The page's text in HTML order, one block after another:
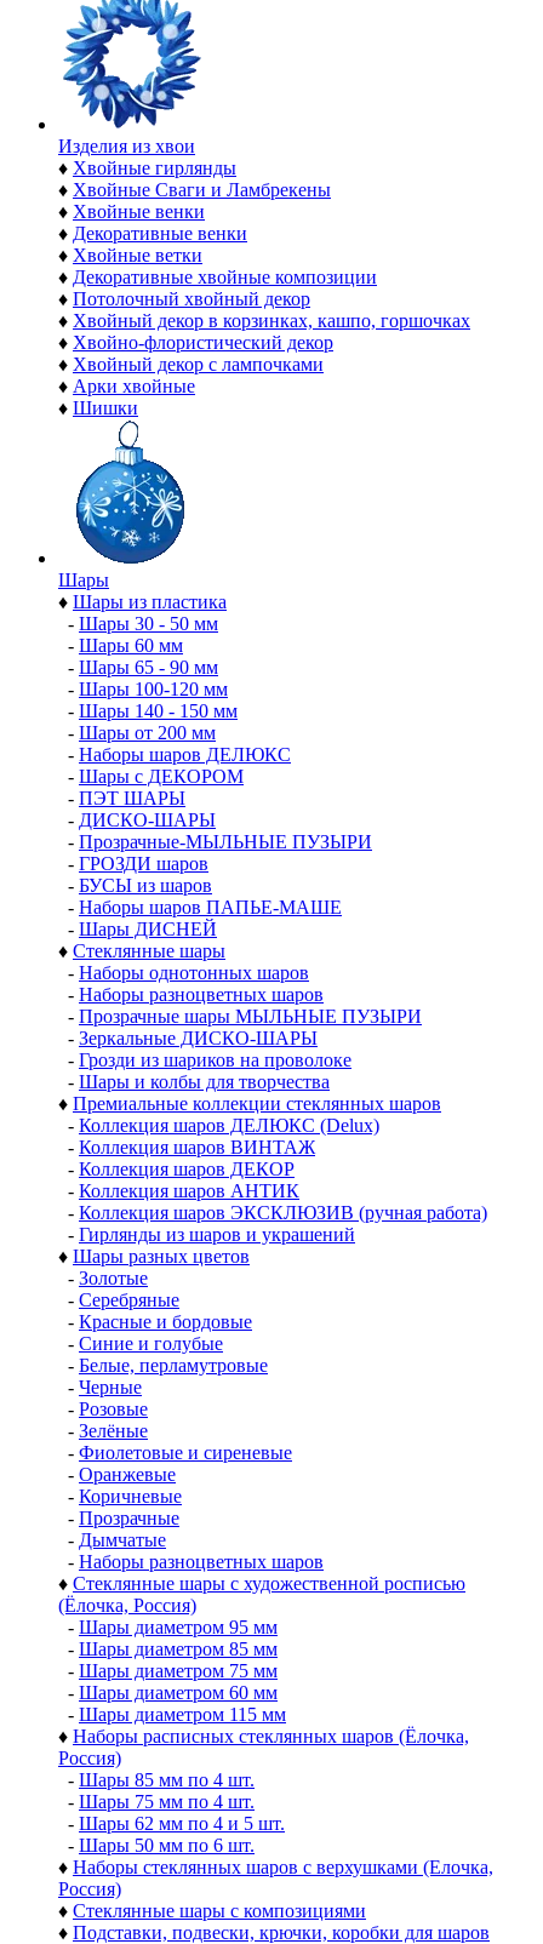
Изделия из хвои
♦ Хвойные гирлянды
♦ Хвойные Сваги и Ламбрекены
♦ Хвойные венки
♦ Декоративные венки
♦ Хвойные ветки
♦ Декоративные хвойные композиции
♦ Потолочный хвойный декор
♦ Хвойный декор в корзинках, кашпо, горшочках
♦ Хвойно-флористический декор
♦ Хвойный декор с лампочками
♦ Арки хвойные
♦ Шишки
Шары
♦ Шары из пластика
- Шары 30 - 50 мм
- Шары 60 мм
- Шары 65 - 90 мм
- Шары 100-120 мм
- Шары 140 - 150 мм
- Шары от 200 мм
- Наборы шаров ДЕЛЮКС
- Шары с ДЕКОРОМ
- ПЭТ ШАРЫ
- ДИСКО-ШАРЫ
- Прозрачные-МЫЛЬНЫЕ ПУЗЫРИ
- ГРОЗДИ шаров
- БУСЫ из шаров
- Наборы шаров ПАПЬЕ-МАШЕ
- Шары ДИСНЕЙ
♦ Стеклянные шары
- Наборы однотонных шаров
- Наборы разноцветных шаров
- Прозрачные шары МЫЛЬНЫЕ ПУЗЫРИ
- Зеркальные ДИСКО-ШАРЫ
- Грозди из шариков на проволоке
- Шары и колбы для творчества
♦ Премиальные коллекции стеклянных шаров
- Коллекция шаров ДЕЛЮКС (Delux)
- Коллекция шаров ВИНТАЖ
- Коллекция шаров ДЕКОР
- Коллекция шаров АНТИК
- Коллекция шаров ЭКСКЛЮЗИВ (ручная работа)
- Гирлянды из шаров и украшений
♦ Шары разных цветов
- Золотые
- Серебряные
- Красные и бордовые
- Синие и голубые
- Белые, перламутровые
- Черные
- Розовые
- Зелёные
- Фиолетовые и сиреневые
- Оранжевые
- Коричневые
- Прозрачные
- Дымчатые
- Наборы разноцветных шаров
♦ Стеклянные шары с художественной росписью
(Ёлочка, Россия)
- Шары диаметром 95 мм
- Шары диаметром 85 мм
- Шары диаметром 75 мм
- Шары диаметром 60 мм
- Шары диаметром 115 мм
♦ Наборы расписных стеклянных шаров (Ёлочка,
Россия)
- Шары 85 мм по 4 шт.
- Шары 75 мм по 4 шт.
- Шары 62 мм по 4 и 5 шт.
- Шары 50 мм по 6 шт.
♦ Наборы стеклянных шаров с верхушками (Елочка,
Россия)
♦ Стеклянные шары с композициями
♦ Подставки, подвески, крючки, коробки для шаров